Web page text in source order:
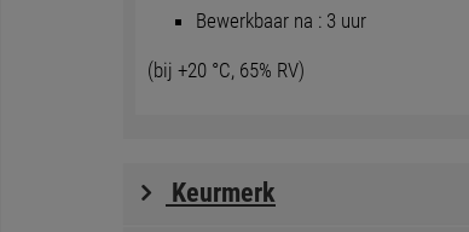
Bewerkbaar na : 3 uur
(bij +20 °C, 65% RV)
Keurmerk